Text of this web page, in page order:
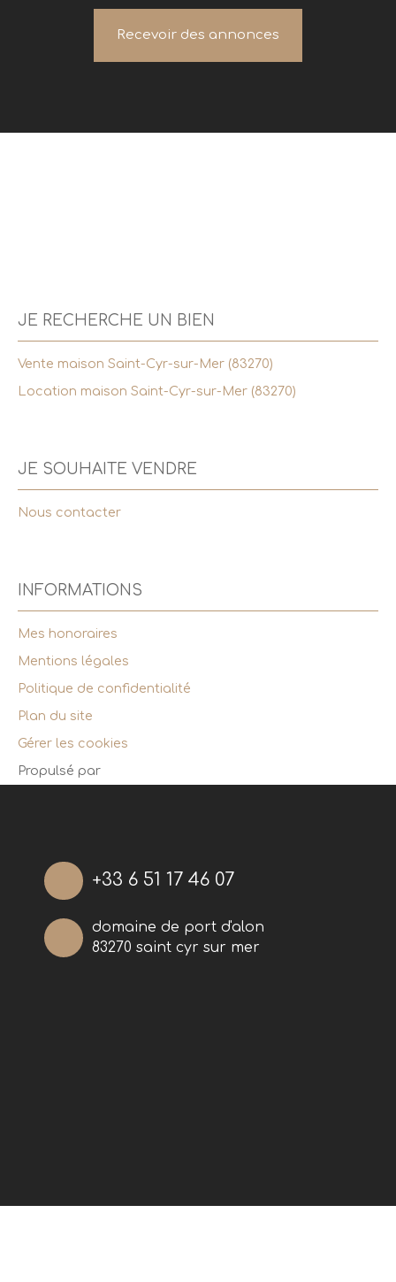
Recevoir des annonces
JE RECHERCHE UN BIEN
Vente maison Saint-Cyr-sur-Mer (83270)
Location maison Saint-Cyr-sur-Mer (83270)
JE SOUHAITE VENDRE
Nous contacter
INFORMATIONS
Mes honoraires
Mentions légales
Politique de confidentialité
Plan du site
Gérer les cookies
Propulsé par
+33 6 51 17 46 07
domaine de port d'alon
83270 saint cyr sur mer